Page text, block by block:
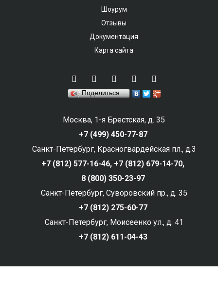
Шоурум
Отзывы
Документация
Карта сайта
Поделиться…
Москва, 1-я Брестская, д. 35
+7 (499) 450-77-87
Санкт-Петербург, Красногвардейская пл., д.3
+7 (812) 577-16-46, +7 (812) 679-14-70,
8 (800) 350-23-97
Санкт-Петербург, Суворовский пр., д. 35
+7 (812) 275-60-77
Санкт-Петербург, Моисеенко ул., д. 41
+7 (812) 611-04-43